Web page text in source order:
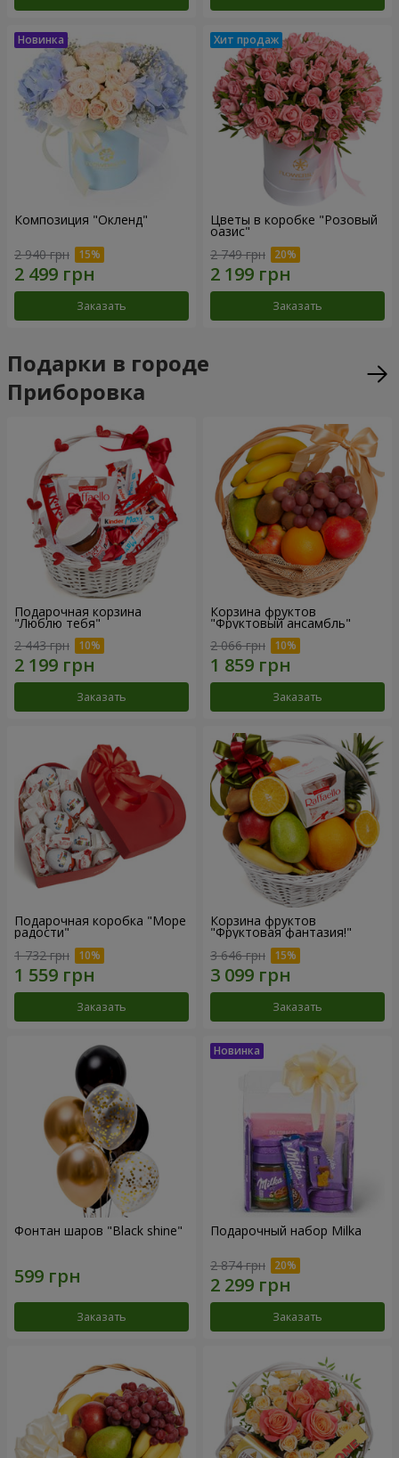
Композиция "Окленд"
2 940 грн
Заказать
Цветы в коробке "Розовый
оазис"
2 749 грн
Заказать
Подарки в городе
Приборовка
Подарочная корзина
"Люблю тебя"
2 443 грн
Заказать
Корзина фруктов
"Фруктовый ансамбль"
2 066 грн
Заказать
Подарочная коробка "Море
радости"
1 732 грн
Заказать
Корзина фруктов
"Фруктовая фантазия!"
3 646 грн
Заказать
Фонтан шаров "Black shine"
Заказать
Подарочный набор Milka
2 874 грн
Заказать